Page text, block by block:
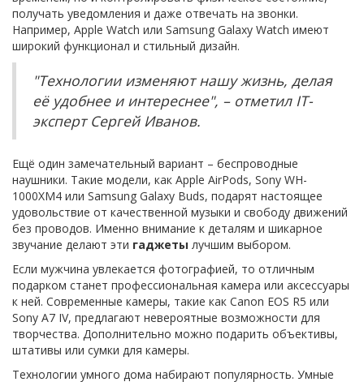
получать уведомления и даже отвечать на звонки.
Например, Apple Watch или Samsung Galaxy Watch имеют
широкий функционал и стильный дизайн.
"Технологии изменяют нашу жизнь, делая
её удобнее и интереснее", – отметил IT-
эксперт Сергей Иванов.
Ещё один замечательный вариант – беспроводные
наушники. Такие модели, как Apple AirPods, Sony WH-
1000XM4 или Samsung Galaxy Buds, подарят настоящее
удовольствие от качественной музыки и свободу движений
без проводов. Именно внимание к деталям и шикарное
звучание делают эти гаджеты лучшим выбором.
Если мужчина увлекается фотографией, то отличным
подарком станет профессиональная камера или аксессуары
к ней. Современные камеры, такие как Canon EOS R5 или
Sony A7 IV, предлагают невероятные возможности для
творчества. Дополнительно можно подарить объективы,
штативы или сумки для камеры.
Технологии умного дома набирают популярность. Умные